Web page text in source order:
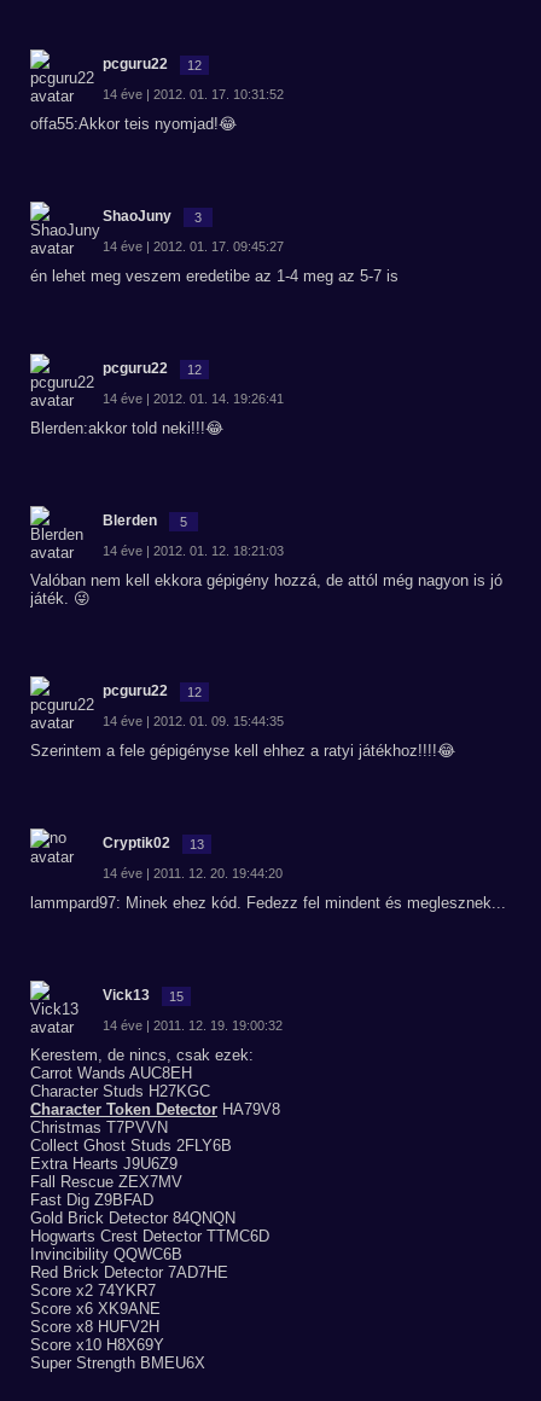
pcguru22 12
14 éve | 2012. 01. 17. 10:31:52
offa55:Akkor teis nyomjad!😂
ShaoJuny 3
14 éve | 2012. 01. 17. 09:45:27
én lehet meg veszem eredetibe az 1-4 meg az 5-7 is
pcguru22 12
14 éve | 2012. 01. 14. 19:26:41
Blerden:akkor told neki!!!😂
Blerden 5
14 éve | 2012. 01. 12. 18:21:03
Valóban nem kell ekkora gépigény hozzá, de attól még nagyon is jó
játék. 😜
pcguru22 12
14 éve | 2012. 01. 09. 15:44:35
Szerintem a fele gépigényse kell ehhez a ratyi játékhoz!!!!😂
Cryptik02 13
14 éve | 2011. 12. 20. 19:44:20
lammpard97: Minek ehez kód. Fedezz fel mindent és meglesznek...
Vick13 15
14 éve | 2011. 12. 19. 19:00:32
Kerestem, de nincs, csak ezek:
Carrot Wands AUC8EH
Character Studs H27KGC
Character Token Detector HA79V8
Christmas T7PVVN
Collect Ghost Studs 2FLY6B
Extra Hearts J9U6Z9
Fall Rescue ZEX7MV
Fast Dig Z9BFAD
Gold Brick Detector 84QNQN
Hogwarts Crest Detector TTMC6D
Invincibility QQWC6B
Red Brick Detector 7AD7HE
Score x2 74YKR7
Score x6 XK9ANE
Score x8 HUFV2H
Score x10 H8X69Y
Super Strength BMEU6X